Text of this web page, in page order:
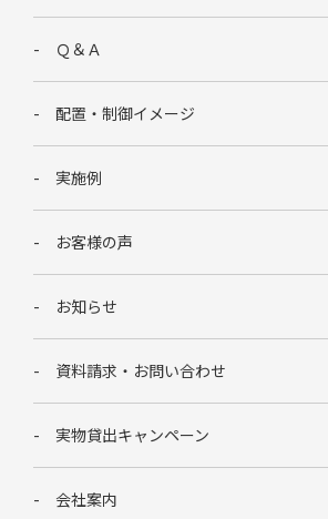
Ｑ＆Ａ
配置・制御イメージ
実施例
お客様の声
お知らせ
資料請求・お問い合わせ
実物貸出キャンペーン
会社案内